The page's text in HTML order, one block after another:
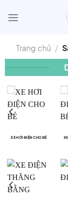
qua
Trang chủ /
XE HƠI ĐIỆN CHO BÉ